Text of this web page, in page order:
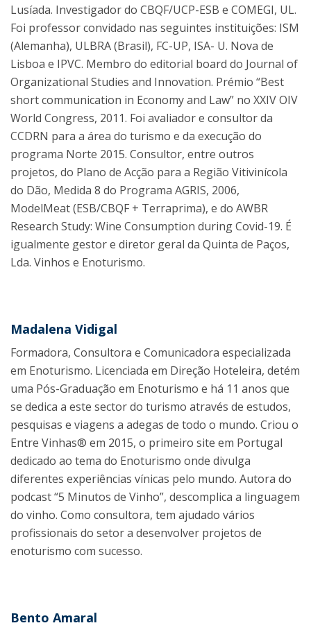
Lusíada. Investigador do CBQF/UCP-ESB e COMEGI, UL.
Foi professor convidado nas seguintes instituições: ISM
(Alemanha), ULBRA (Brasil), FC-UP, ISA- U. Nova de
Lisboa e IPVC. Membro do editorial board do Journal of
Organizational Studies and Innovation. Prémio “Best
short communication in Economy and Law” no XXIV OIV
World Congress, 2011. Foi avaliador e consultor da
CCDRN para a área do turismo e da execução do
programa Norte 2015. Consultor, entre outros
projetos, do Plano de Acção para a Região Vitivinícola
do Dão, Medida 8 do Programa AGRIS, 2006,
ModelMeat (ESB/CBQF + Terraprima), e do AWBR
Research Study: Wine Consumption during Covid-19. É
igualmente gestor e diretor geral da Quinta de Paços,
Lda. Vinhos e Enoturismo.
Madalena Vidigal
Formadora, Consultora e Comunicadora especializada
em Enoturismo. Licenciada em Direção Hoteleira, detém
uma Pós-Graduação em Enoturismo e há 11 anos que
se dedica a este sector do turismo através de estudos,
pesquisas e viagens a adegas de todo o mundo. Criou o
Entre Vinhas® em 2015, o primeiro site em Portugal
dedicado ao tema do Enoturismo onde divulga
diferentes experiências vínicas pelo mundo. Autora do
podcast “5 Minutos de Vinho”, descomplica a linguagem
do vinho. Como consultora, tem ajudado vários
profissionais do setor a desenvolver projetos de
enoturismo com sucesso.
Bento Amaral